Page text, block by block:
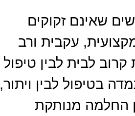
שאינם זקוקים
עקבית ורב
לבית לבין טיפול
בטיפול לבין ויתור,
החלמה מנותקת